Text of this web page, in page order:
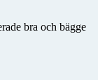
bra och bägge